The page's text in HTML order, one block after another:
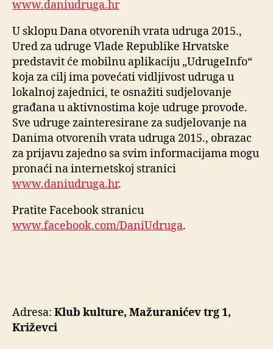
www.daniudruga.hr
U sklopu Dana otvorenih vrata udruga 2015.,
Ured za udruge Vlade Republike Hrvatske
predstavit će mobilnu aplikaciju „UdrugeInfo“
koja za cilj ima povećati vidljivost udruga u
lokalnoj zajednici, te osnažiti sudjelovanje
građana u aktivnostima koje udruge provode.
Sve udruge zainteresirane za sudjelovanje na
Danima otvorenih vrata udruga 2015., obrazac
za prijavu zajedno sa svim informacijama mogu
pronaći na internetskoj stranici
www.daniudruga.hr.
Pratite Facebook stranicu
www.facebook.com/DaniUdruga.
Adresa: Klub kulture, Mažuranićev trg 1,
Križevci